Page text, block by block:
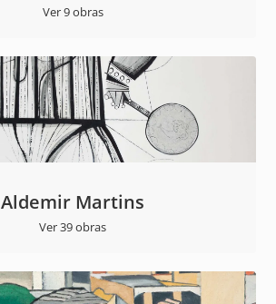
Ver 9 obras
Aldemir Martins
Ver 39 obras